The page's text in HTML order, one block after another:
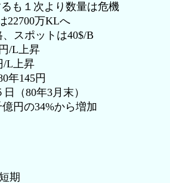
１次より数量は危機
22700万KLへ
スポットは40$/B
/L上昇
/L上昇
年145円
（80年3月末）
円の34%から増加
期